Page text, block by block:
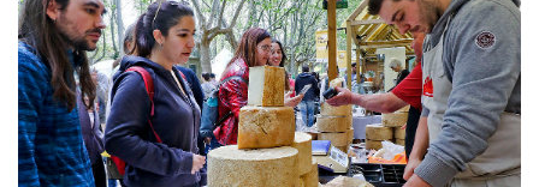
EL CLÀSSIC | ELS 3 TAMBORS
TEMÀTIQUES